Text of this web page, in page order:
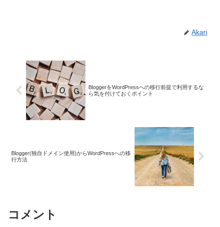
Akari
BloggerをWordPressへの移行前提で利用するな
ら気を付けておくポイント
Blogger(独自ドメイン使用)からWordPressへの移
行方法
コメント